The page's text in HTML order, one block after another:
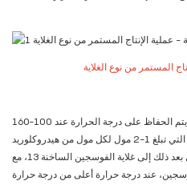
المستمر من نوع الغلاية
يتم الحفاظ على درجة الحرارة عند 100-160°C لمدة 30-60 دقيقة، مع التحريك
وإضافة الفوسجين، مع كمية الفوسجين التي تبلغ 1-2 مول لكل مول من هيدروكلوريد
كلوريد الكاربامويل المغذي. ثم يدخل بعد ذلك إلى غلاية الفوسجين الساخنة 13، مع
0.5 مول من الفوسجين، عند درجة حرارة أعلى من درجة حرارة